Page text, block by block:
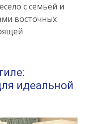
с семьей и
восточных
идеальной